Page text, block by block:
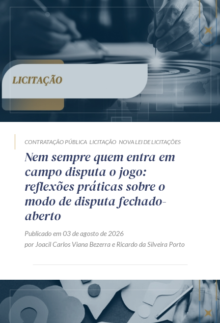
CONTRATAÇÃO PÚBLICA LICITAÇÃO NOVA LEI DE LICITAÇÕES
Nem sempre quem entra em
campo disputa o jogo:
reflexões práticas sobre o
modo de disputa fechado-
aberto
Publicado em 03 de agosto de 2026
por Joacil Carlos Viana Bezerrae Ricardo da Silveira Porto